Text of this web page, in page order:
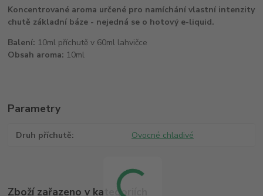
Koncentrované aroma určené pro namíchání vlastní intenzity
chutě základní báze - nejedná se o hotový e-liquid.
Balení: 10ml příchutě v 60ml lahvičce
Obsah aroma: 10ml
Parametry
Druh příchutě Ovocné chladivé
Zboží zařazeno v kategoriích